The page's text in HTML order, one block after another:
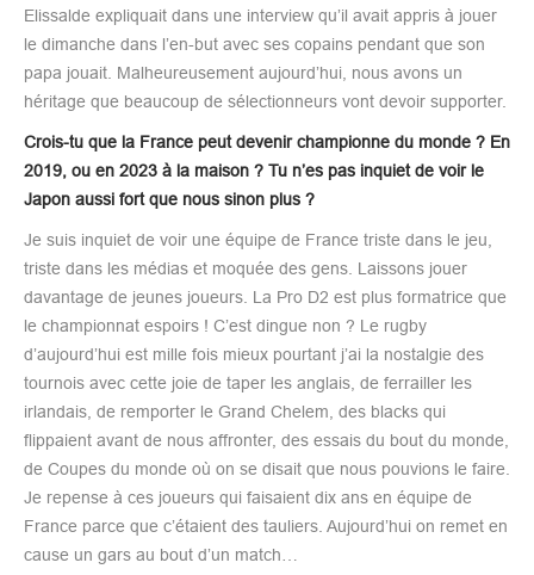
Elissalde expliquait dans une interview qu’il avait appris à jouer
le dimanche dans l’en-but avec ses copains pendant que son
papa jouait. Malheureusement aujourd’hui, nous avons un
héritage que beaucoup de sélectionneurs vont devoir supporter.
Crois-tu que la France peut devenir championne du monde ? En
2019, ou en 2023 à la maison ? Tu n’es pas inquiet de voir le
Japon aussi fort que nous sinon plus ?
Je suis inquiet de voir une équipe de France triste dans le jeu,
triste dans les médias et moquée des gens. Laissons jouer
davantage de jeunes joueurs. La Pro D2 est plus formatrice que
le championnat espoirs ! C’est dingue non ? Le rugby
d’aujourd’hui est mille fois mieux pourtant j’ai la nostalgie des
tournois avec cette joie de taper les anglais, de ferrailler les
irlandais, de remporter le Grand Chelem, des blacks qui
flippaient avant de nous affronter, des essais du bout du monde,
de Coupes du monde où on se disait que nous pouvions le faire.
Je repense à ces joueurs qui faisaient dix ans en équipe de
France parce que c’étaient des tauliers. Aujourd’hui on remet en
cause un gars au bout d’un match…